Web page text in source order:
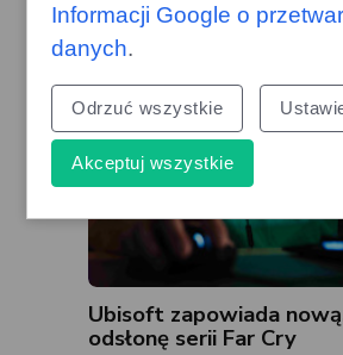
Ubisoft zapowiada
odsłonę serii Far Cry
Informacji Google o
danych.
Odrzuć wszystkie
Akceptuj wszystkie